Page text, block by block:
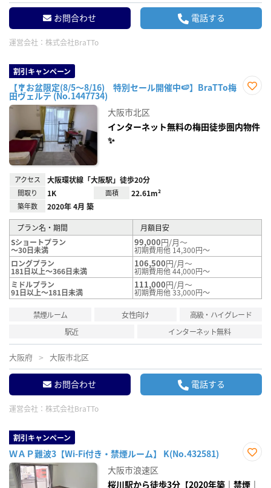
お問合わせ 電話する
運営会社： 株式会社BraTTo
割引キャンペーン
【🎐お盆限定(8/5～8/16) 特別セール開催中🍉】BraTTo梅
田ヴェルテ (No.1447734)
録
大阪市北区
インターネット無料の梅田徒歩圏内物件
✨
アクセス 大阪環状線「大阪駅」徒歩20分
間取り 1K 面積 22.61m²
築年数 2020年 4月 築
プラン名・期間
月額目安
Sショートプラン
～30日未満
99,000円/月～
初期費用他 14,300円～
ロングプラン
181日以上～366日未満
106,500円/月～
初期費用他 44,000円～
ミドルプラン
91日以上～181日未満
111,000円/月～
初期費用他 33,000円～
禁煙ルーム 女性向け
高級・ハイグレード
駅近
インターネット無料
大阪府 大阪市北区
お問合わせ 電話する
運営会社： 株式会社BraTTo
割引キャンペーン
ＷＡＰ難波3【Wi-Fi付き・禁煙ルーム】 K(No.432581)
り登
大阪市浪速区
桜川駅から徒歩3分【2020年築｜禁煙｜